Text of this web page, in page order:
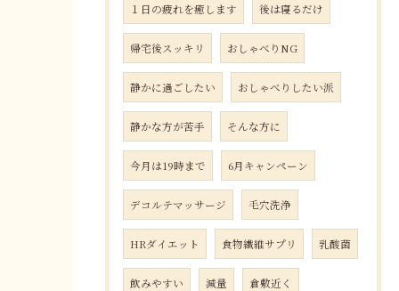
１日の疲れを癒します 後は寝るだけ
帰宅後スッキリ おしゃべりNG
静かに過ごしたい おしゃべりしたい派
静かな方が苦手 そんな方に
今月は19時まで 6月キャンペーン
デコルテマッサージ 毛穴洗浄
HRダイエット 食物繊維サプリ 乳酸菌
飲みやすい 減量 倉敷近く